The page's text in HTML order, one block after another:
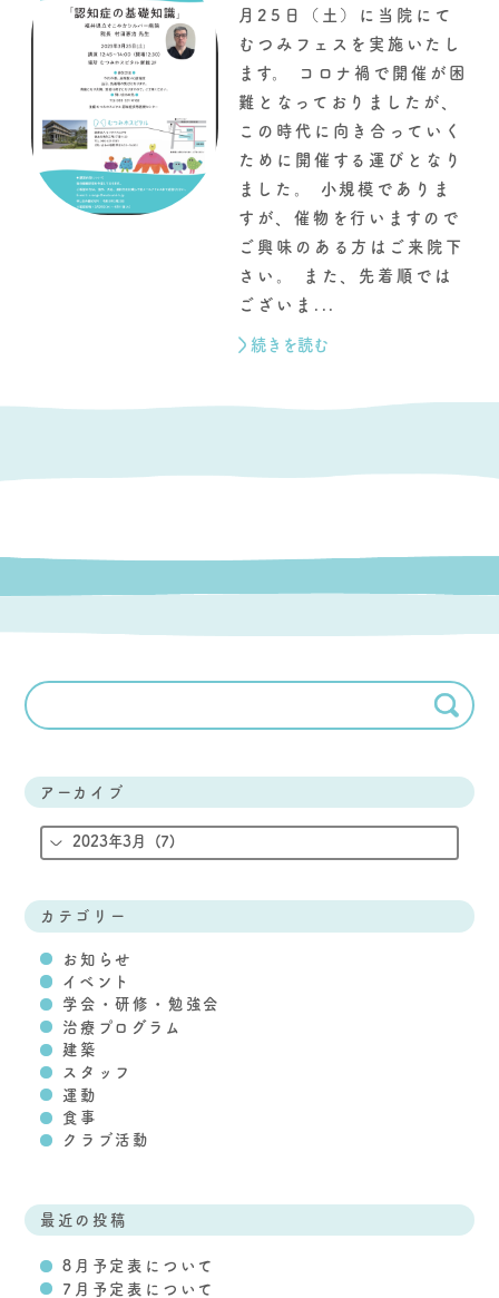
月25日（土）に当院にて
むつみフェスを実施いたし
ます。 コロナ禍で開催が困
難となっておりましたが、
この時代に向き合っていく
ために開催する運びとなり
ました。 小規模でありま
すが、催物を行いますので
ご興味のある方はご来院下
さい。 また、先着順では
ございま...
続きを読む
アーカイブ
カテゴリー
お知らせ
イベント
学会・研修・勉強会
治療プログラム
建築
スタッフ
運動
食事
クラブ活動
最近の投稿
8月予定表について
7月予定表について